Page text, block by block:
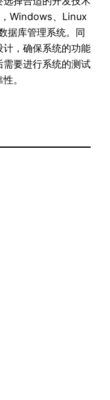
Windows、Linux
据库管理系统。同
，确保系统的功能
要进行系统的测试
。